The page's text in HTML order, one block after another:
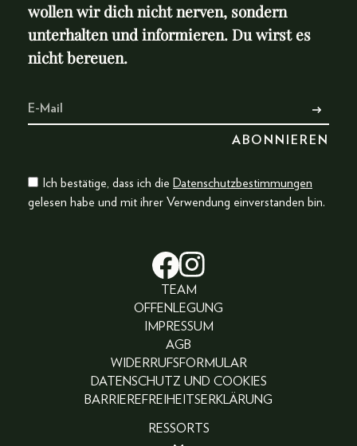
wollen wir dich nicht nerven, sondern
unterhalten und informieren. Du wirst es
nicht bereuen.
Ich bestätige, dass ich die Datenschutzbestimmungen
gelesen habe und mit ihrer Verwendung einverstanden bin.
TEAM
OFFENLEGUNG
IMPRESSUM
AGB
WIDERRUFSFORMULAR
DATENSCHUTZ UND COOKIES
BARRIEREFREIHEITSERKLÄRUNG
RESSORTS